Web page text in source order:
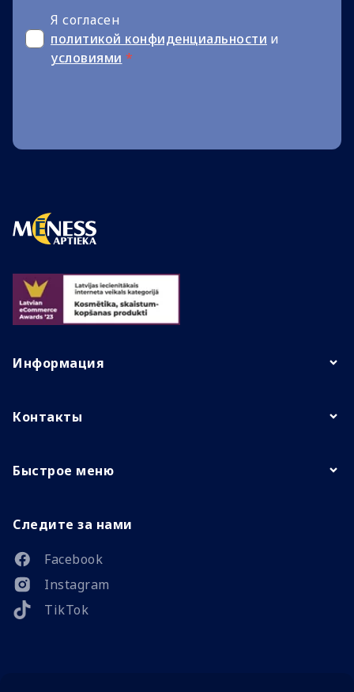
Я согласен
политикой конфиденциальности и
условиями *
Информация
Контакты
Быстрое меню
Следите за нами
Facebook
Instagram
TikTok